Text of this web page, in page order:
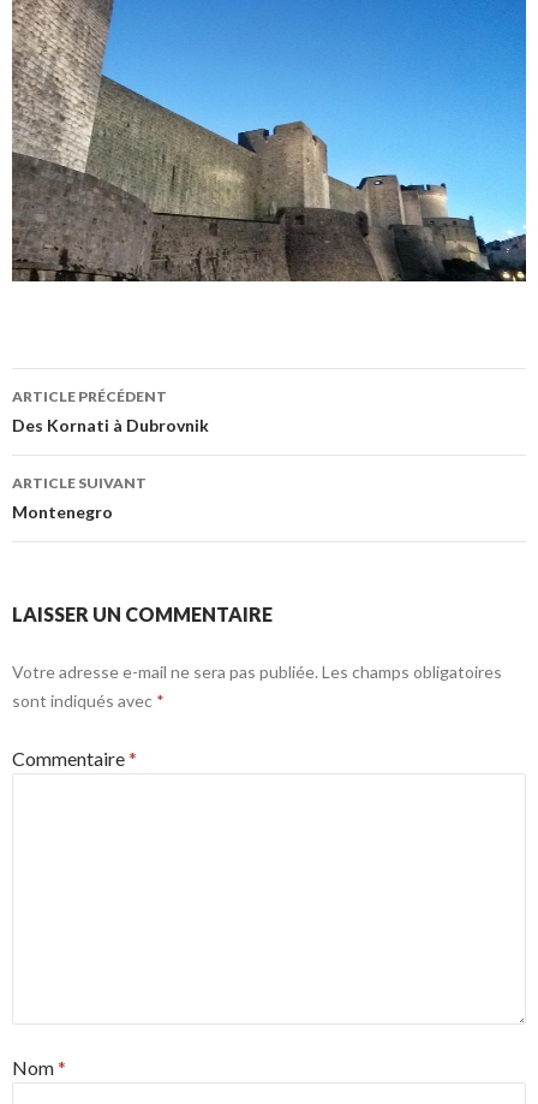
Navigation
des
articles
ARTICLE PRÉCÉDENT
Des Kornati à Dubrovnik
ARTICLE SUIVANT
Montenegro
LAISSER UN COMMENTAIRE
Votre adresse e-mail ne sera pas publiée. Les champs obligatoires
sont indiqués avec *
Commentaire*
Nom*